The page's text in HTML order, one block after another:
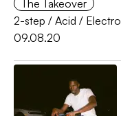
The Takeover
2-step / Acid / Electro
09.08.20